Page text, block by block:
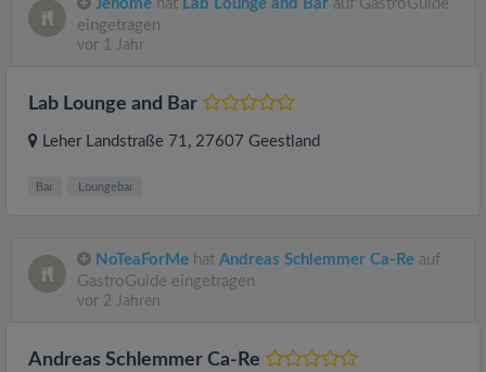
Jenome hat Lab Lounge and Bar auf GastroGuide
eingetragen
vor 1 Jahr
Lab Lounge and Bar
Leher Landstraße 71, 27607 Geestland
Bar Loungebar
NoTeaForMe hat Andreas Schlemmer Ca-Re auf
GastroGuide eingetragen
vor 2 Jahren
Andreas Schlemmer Ca-Re